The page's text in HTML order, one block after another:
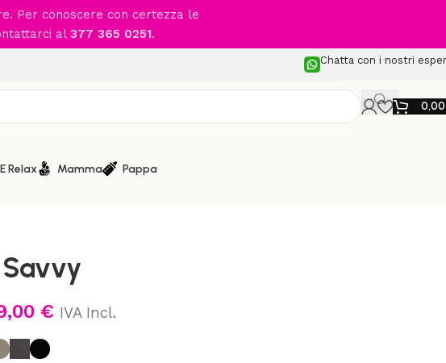
Per conoscere con certezza le
al 377 365 0251.
Chatta con i nostri
Relax Mamma Pappa
Accessori Passeggio /
€ IVA Incl.